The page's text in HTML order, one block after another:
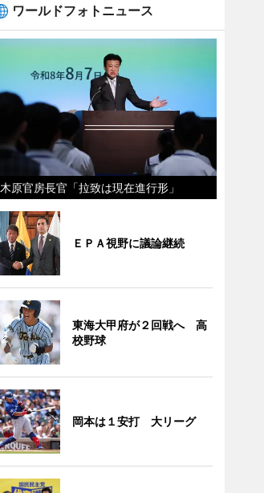
ワールドフォトニュース
木原官房長官「拉致は現在進行形」
ＥＰＡ視野に議論継続
東海大甲府が２回戦へ 高
校野球
岡本は１安打 大リーグ